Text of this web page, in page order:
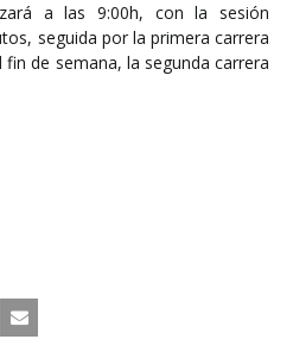
a las 9:00h, con la sesión
seguida por la primera carrera
de semana, la segunda carrera